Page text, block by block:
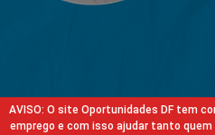
AVISO: O site Oportunidades DF tem
emprego e com isso ajudar tanto